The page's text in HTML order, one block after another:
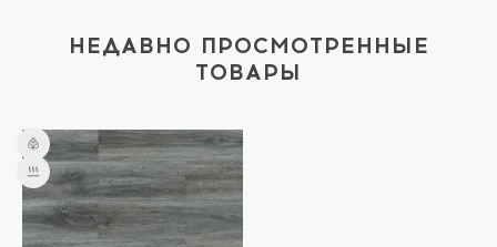
НЕДАВНО ПРОСМОТРЕННЫЕ
ТОВАРЫ